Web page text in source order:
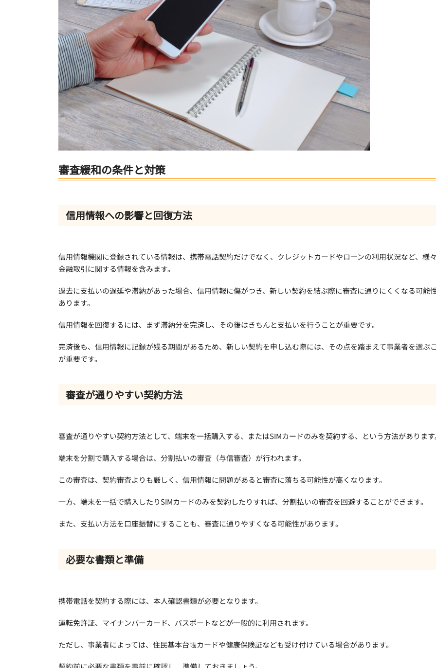
審査緩和の条件と対策
信用情報への影響と回復方法
信用情報機関に登録されている情報は、携帯電話契約だけでなく、クレジットカードやローンの利用状況など、様
金融取引に関する情報を含みます。
過去に支払いの遅延や滞納があった場合、信用情報に傷がつき、新しい契約を結ぶ際に審査に通りにくくなる可能
あります。
信用情報を回復するには、まず滞納分を完済し、その後はきちんと支払いを行うことが重要です。
完済後も、信用情報に記録が残る期間があるため、新しい契約を申し込む際には、その点を踏まえて事業者を選ぶ
が重要です。
審査が通りやすい契約方法
審査が通りやすい契約方法として、端末を一括購入する、またはSIMカードのみを契約する、という方法がありま
端末を分割で購入する場合は、分割払いの審査（与信審査）が行われます。
この審査は、契約審査よりも厳しく、信用情報に問題があると審査に落ちる可能性が高くなります。
一方、端末を一括で購入したりSIMカードのみを契約したりすれば、分割払いの審査を回避することができます。
また、支払い方法を口座振替にすることも、審査に通りやすくなる可能性があります。
必要な書類と準備
携帯電話を契約する際には、本人確認書類が必要となります。
運転免許証、マイナンバーカード、パスポートなどが一般的に利用されます。
ただし、事業者によっては、住民基本台帳カードや健康保険証なども受け付けている場合があります。